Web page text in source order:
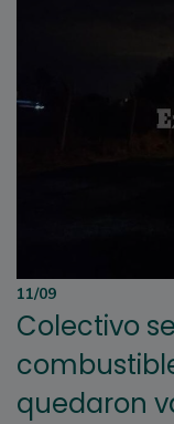
11/09
Colectivo
quedaron